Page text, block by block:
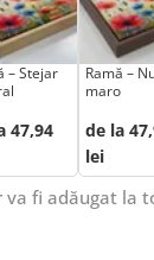
– Stejar
47,94
Ramă –
maro
de la
lei
fi adăugat la